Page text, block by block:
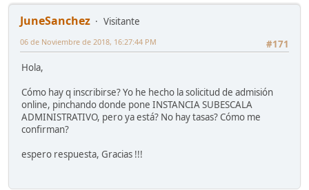
JuneSanchez
Visitante
#171
06 de Noviembre de 2018, 16:27:44 PM
Hola,
Cómo hay q inscribirse? Yo he hecho la solicitud de admisión
online, pinchando donde pone INSTANCIA SUBESCALA
ADMINISTRATIVO, pero ya está? No hay tasas? Cómo me
confirman?
espero respuesta, Gracias !!!